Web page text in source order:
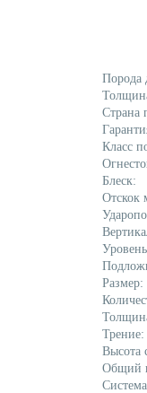
Порода
Страна
Класс
Блеск:
Отскок
Размер:
Трение:
Высота
Общий